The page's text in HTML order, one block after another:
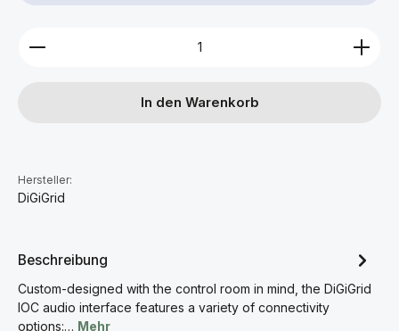
Produkt Anzahl: Gib den gewünschten Wert ein
In den Warenkorb
Hersteller:
DiGiGrid
Beschreibung
Custom-designed with the control room in mind, the DiGiGrid
IOC audio interface features a variety of connectivity
options:… Mehr